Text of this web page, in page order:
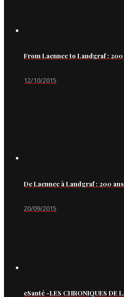
From Laennec to Landgraf :
12/10/2015
De Laennec à Landgraf : 200
20/09/2015
eSanté -LES CHRONIQUES DE